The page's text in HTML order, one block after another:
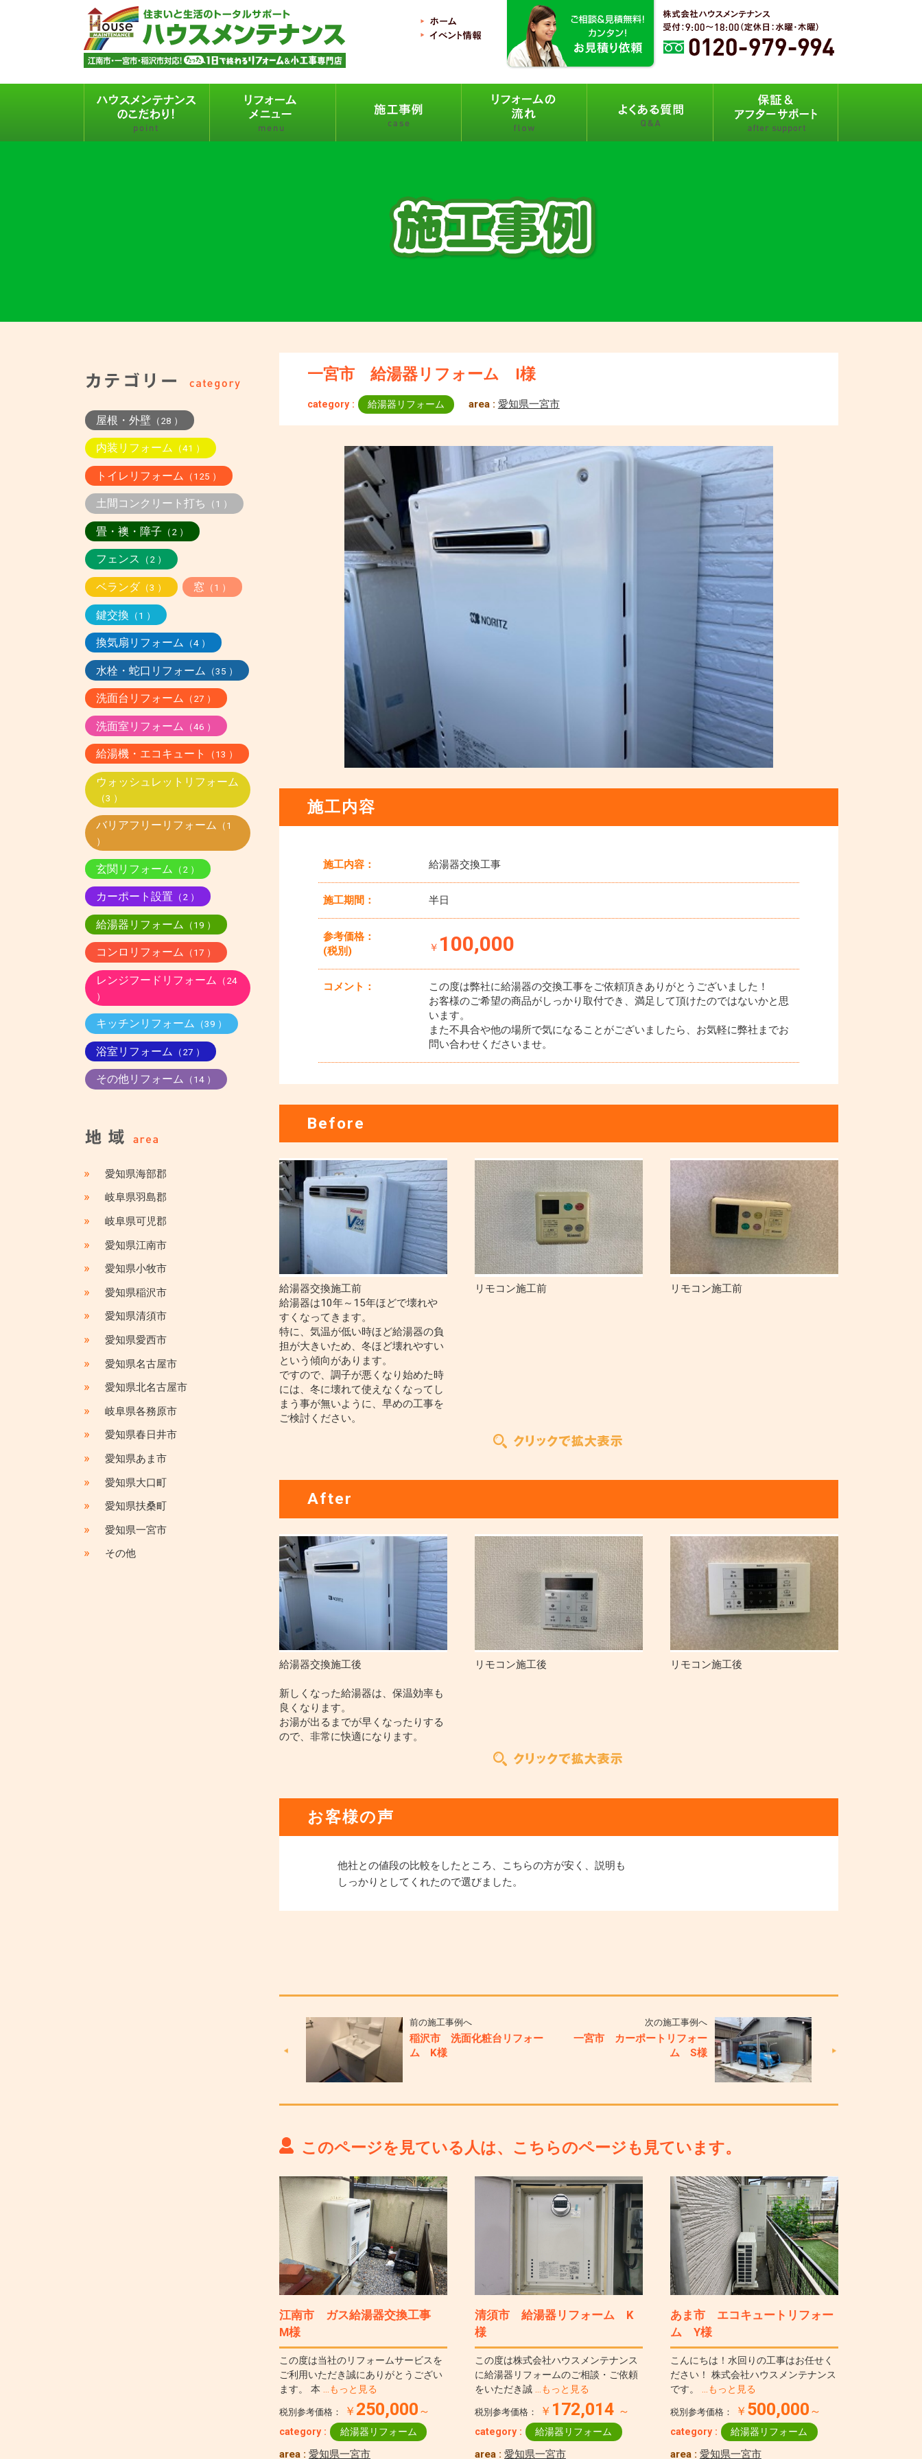
一宮市 給湯器リフォーム I様
category : 給湯器リフォーム area : 愛知県一宮市
施工内容
施工内容： 給湯器交換工事
施工期間： 半日
参考価格：
(税別)
￥ 100,000
コメント：
この度は弊社に給湯器の交換工事をご依頼頂きありがとうございました！
お客様のご希望の商品がしっかり取付でき、満足して頂けたのではないかと思
います。
また不具合や他の場所で気になることがございましたら、お気軽に弊社までお
問い合わせくださいませ。
Before
給湯器交換施工前
給湯器は10年～15年ほどで壊れや
すくなってきます。
特に、気温が低い時ほど給湯器の負
担が大きいため、冬ほど壊れやすい
という傾向があります。
ですので、調子が悪くなり始めた時
には、冬に壊れて使えなくなってし
まう事が無いように、早めの工事を
ご検討ください。
リモコン施工前 リモコン施工前
After
給湯器交換施工後
新しくなった給湯器は、保温効率も
良くなります。
お湯が出るまでが早くなったりする
ので、非常に快適になります。
リモコン施工後 リモコン施工後
お客様の声
他社との値段の比較をしたところ、こちらの方が安く、説明も
しっかりとしてくれたので選びました。
前の施工事例へ
稲沢市 洗面化粧台リフォー
ム K様
次の施工事例へ
一宮市 カーポートリフォー
ム S様
このページを見ている人は、こちらのページも見ています。
江南市 ガス給湯器交換工事
M様
この度は当社のリフォームサービスを
ご利用いただき誠にありがとうござい
ます。 本
…もっと見る
税別参考価格： ￥ 250,000 ～
category : 給湯器リフォーム
area : 愛知県一宮市
清須市 給湯器リフォーム K
様
この度は株式会社ハウスメンテナンス
に給湯器リフォームのご相談・ご依頼
をいただき誠
…もっと見る
税別参考価格： ￥ 172,014 ～
category : 給湯器リフォーム
area : 愛知県一宮市
あま市 エコキュートリフォー
ム Y様
こんにちは！水回りの工事はお任せく
ださい！ 株式会社ハウスメンテナンス
です。
…もっと見る
税別参考価格： ￥ 500,000 ～
category : 給湯器リフォーム
area : 愛知県一宮市
屋根・外壁（28 ）
内装リフォーム （41 ）
トイレリフォーム （125 ）
土間コンクリート打ち （1 ）
畳・襖・障子 （2 ）
フェンス （2 ）
ベランダ （3 ） 窓 （1 ）
鍵交換 （1 ）
換気扇リフォーム （4 ）
水栓・蛇口リフォーム （35 ）
洗面台リフォーム （27 ）
洗面室リフォーム （46 ）
給湯機・エコキュート （13 ）
ウォッシュレットリフォーム
（3 ）
バリアフリーリフォーム （1
）
玄関リフォーム （2 ）
カーポート設置 （2 ）
給湯器リフォーム （19 ）
コンロリフォーム （17 ）
レンジフードリフォーム （24
）
キッチンリフォーム （39 ）
浴室リフォーム （27 ）
その他リフォーム （14 ）
» 愛知県海部郡
» 岐阜県羽島郡
» 岐阜県可児郡
» 愛知県江南市
» 愛知県小牧市
» 愛知県稲沢市
» 愛知県清須市
» 愛知県愛西市
» 愛知県名古屋市
» 愛知県北名古屋市
» 岐阜県各務原市
» 愛知県春日井市
» 愛知県あま市
» 愛知県大口町
» 愛知県扶桑町
» 愛知県一宮市
» その他